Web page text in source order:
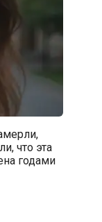
что эта
годами